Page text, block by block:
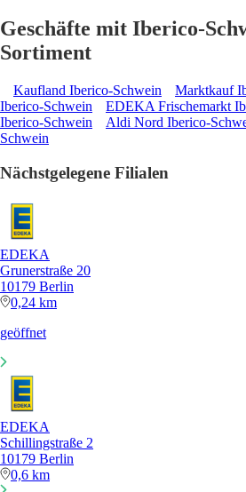
Geschäfte mit Iberico-
Sortiment
Kaufland Iberico-Schwein Marktkauf
Iberico-Schwein
EDEKA Frischemarkt
Iberico-Schwein
Aldi Nord Iberico-
Schwein
Nächstgelegene Filialen
EDEKA
Grunerstraße 20
10179 Berlin
0,24 km
geöffnet
EDEKA
Schillingstraße 2
10179 Berlin
0,6 km